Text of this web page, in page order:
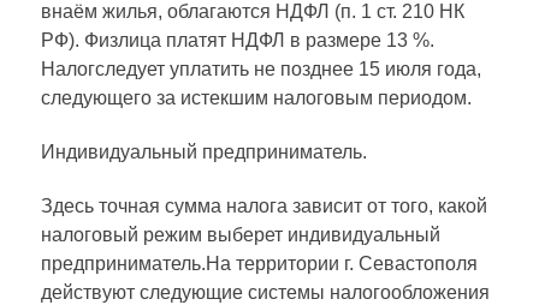
внаём жилья, облагаются НДФЛ (п. 1 ст. 210 НК
РФ). Физлица платят НДФЛ в размере 13 %.
Налогследует уплатить не позднее 15 июля года,
следующего за истекшим налоговым периодом.
Индивидуальный предприниматель.
Здесь точная сумма налога зависит от того, какой
налоговый режим выберет индивидуальный
предприниматель.На территории г. Севастополя
действуют следующие системы налогообложения